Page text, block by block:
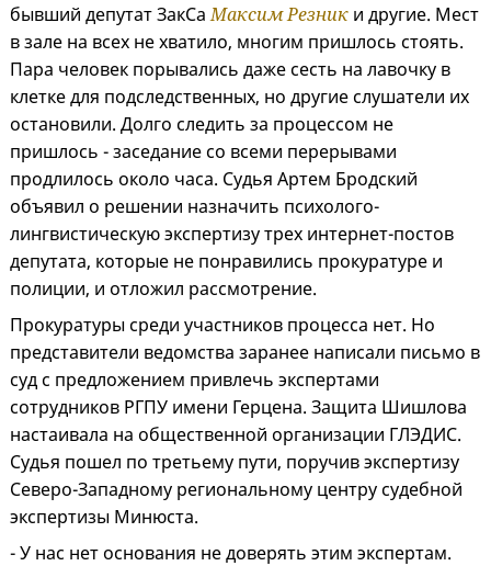
бывший депутат ЗакСаМаксим Резник и другие. Мест
в зале на всех не хватило, многим пришлось стоять.
Пара человек порывались даже сесть на лавочку в
клетке для подследственных, но другие слушатели их
остановили. Долго следить за процессом не
пришлось - заседание со всеми перерывами
продлилось около часа. Судья Артем Бродский
объявил о решении назначить психолого-
лингвистическую экспертизу трех интернет-постов
депутата, которые не понравились прокуратуре и
полиции, и отложил рассмотрение.
Прокуратуры среди участников процесса нет. Но
представители ведомства заранее написали письмо в
суд с предложением привлечь экспертами
сотрудников РГПУ имени Герцена. Защита Шишлова
настаивала на общественной организации ГЛЭДИС.
Судья пошел по третьему пути, поручив экспертизу
Северо-Западному региональному центру судебной
экспертизы Минюста.
- У нас нет основания не доверять этим экспертам.